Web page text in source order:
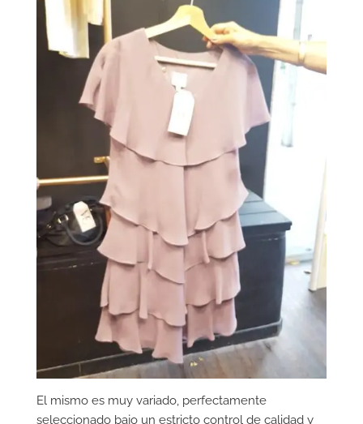
El mismo es muy variado, perfectamente
seleccionado bajo un estricto control de calidad y